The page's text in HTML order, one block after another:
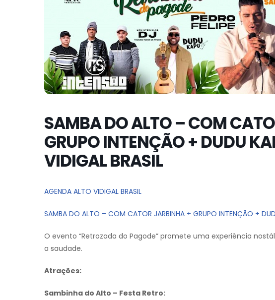
SAMBA DO ALTO – COM
GRUPO INTENÇÃO + DUDU
VIDIGAL BRASIL
AGENDA ALTO VIDIGAL BRASIL
SAMBA DO ALTO – COM CATOR JARBINHA + GRUPO INTENÇÃO +
O evento “Retrozada do Pagode” promete uma experiência
a saudade.
Atrações:
Sambinha do Alto – Festa Retro: